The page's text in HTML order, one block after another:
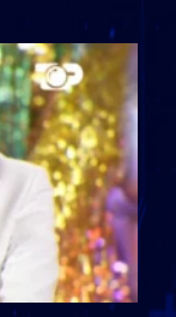
letër